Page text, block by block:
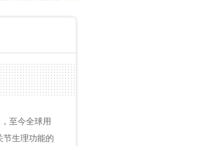
至今全球用
节生理功能的